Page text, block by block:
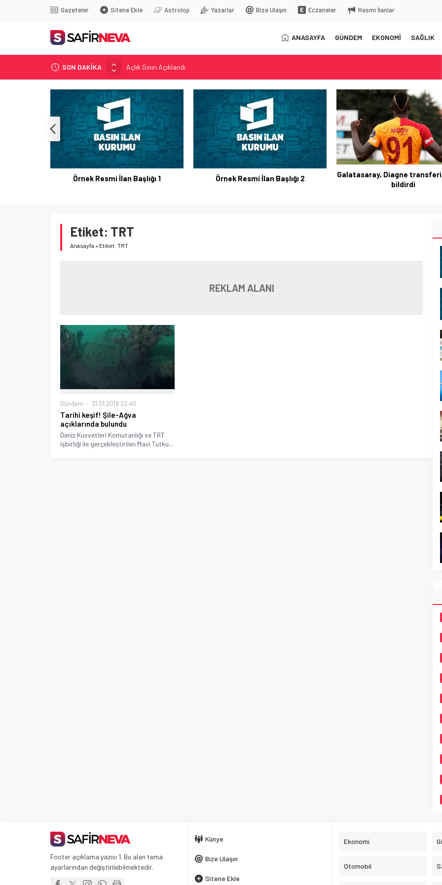
Gazeteler Sitene Ekle Astroloji Yazarlar Bize Ulaşın Eczaneler Resmi İlanlar
ANASAYFA GÜNDEM EKONOMİ SAĞLIK
SON DAKİKA
Açlık Sınırı Açıklandı
Öğretmenlere Kötü Haber
FETÖ’nün kritik ismi tutuklandı
Son dakika… İstanbul’da trafik felç
Yunanistan Başbakanı Çipras Türkiye’ye gelecek
Örnek Resmi İlan Başlığı 1 Örnek Resmi İlan Başlığı 2
Galatasaray, Diagne
bildirdi
Etiket: TRT
Anasayfa » Etiket: TRT
REKLAM ALANI
Gündem 31.01.2019 22:40
Tarihi keşif! Şile-Ağva
açıklarında bulundu
Deniz Kuvvetleri Komutanlığı ve TRT
işbirliği ile gerçekleştirilen Mavi Tutku...
Footer açıklama yazısı 1. Bu alan tema
ayarlarından değiştirilebilmektedir.
Künye
Bize Ulaşın
Sitene Ekle
Ekonomi
Otomobil